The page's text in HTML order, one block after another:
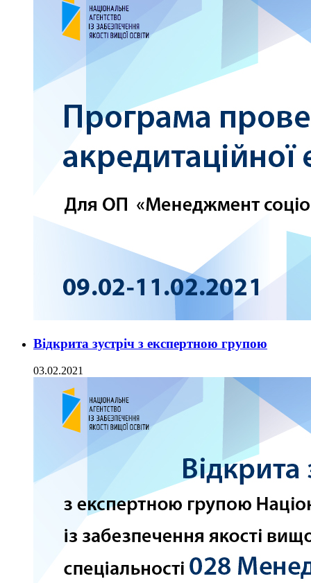
Відкрита зустріч з експертною групою
03.02.2021